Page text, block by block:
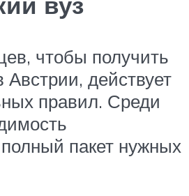
чтобы получить
Австрии, действует
правил. Среди
пакет нужных